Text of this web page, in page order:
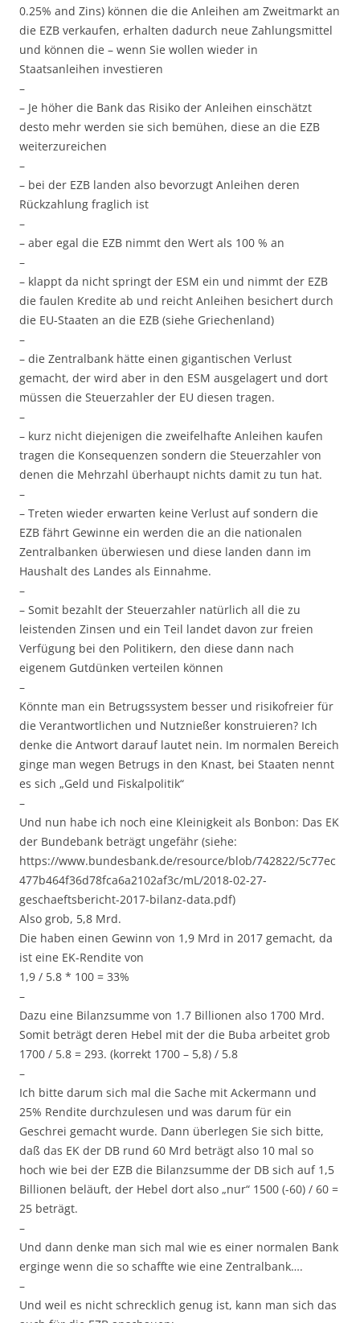
0.25% and Zins) können die die Anleihen am Zweitmarkt an
die EZB verkaufen, erhalten dadurch neue Zahlungsmittel
und können die – wenn Sie wollen wieder in
Staatsanleihen investieren
–
– Je höher die Bank das Risiko der Anleihen einschätzt
desto mehr werden sie sich bemühen, diese an die EZB
weiterzureichen
–
– bei der EZB landen also bevorzugt Anleihen deren
Rückzahlung fraglich ist
–
– aber egal die EZB nimmt den Wert als 100 % an
–
– klappt da nicht springt der ESM ein und nimmt der EZB
die faulen Kredite ab und reicht Anleihen besichert durch
die EU-Staaten an die EZB (siehe Griechenland)
–
– die Zentralbank hätte einen gigantischen Verlust
gemacht, der wird aber in den ESM ausgelagert und dort
müssen die Steuerzahler der EU diesen tragen.
–
– kurz nicht diejenigen die zweifelhafte Anleihen kaufen
tragen die Konsequenzen sondern die Steuerzahler von
denen die Mehrzahl überhaupt nichts damit zu tun hat.
–
– Treten wieder erwarten keine Verlust auf sondern die
EZB fährt Gewinne ein werden die an die nationalen
Zentralbanken überwiesen und diese landen dann im
Haushalt des Landes als Einnahme.
–
– Somit bezahlt der Steuerzahler natürlich all die zu
leistenden Zinsen und ein Teil landet davon zur freien
Verfügung bei den Politikern, den diese dann nach
eigenem Gutdünken verteilen können
–
Könnte man ein Betrugssystem besser und risikofreier für
die Verantwortlichen und Nutznießer konstruieren? Ich
denke die Antwort darauf lautet nein. Im normalen Bereich
ginge man wegen Betrugs in den Knast, bei Staaten nennt
es sich „Geld und Fiskalpolitik“
–
Und nun habe ich noch eine Kleinigkeit als Bonbon: Das EK
der Bundebank beträgt ungefähr (siehe:
https://www.bundesbank.de/resource/blob/742822/5c77ec
477b464f36d78fca6a2102af3c/mL/2018-02-27-
geschaeftsbericht-2017-bilanz-data.pdf)
Also grob, 5,8 Mrd.
Die haben einen Gewinn von 1,9 Mrd in 2017 gemacht, da
ist eine EK-Rendite von
1,9 / 5.8 * 100 = 33%
–
Dazu eine Bilanzsumme von 1.7 Billionen also 1700 Mrd.
Somit beträgt deren Hebel mit der die Buba arbeitet grob
1700 / 5.8 = 293. (korrekt 1700 – 5,8) / 5.8
–
Ich bitte darum sich mal die Sache mit Ackermann und
25% Rendite durchzulesen und was darum für ein
Geschrei gemacht wurde. Dann überlegen Sie sich bitte,
daß das EK der DB rund 60 Mrd beträgt also 10 mal so
hoch wie bei der EZB die Bilanzsumme der DB sich auf 1,5
Billionen beläuft, der Hebel dort also „nur“ 1500 (-60) / 60 =
25 beträgt.
–
Und dann denke man sich mal wie es einer normalen Bank
erginge wenn die so schaffte wie eine Zentralbank….
–
Und weil es nicht schrecklich genug ist, kann man sich das